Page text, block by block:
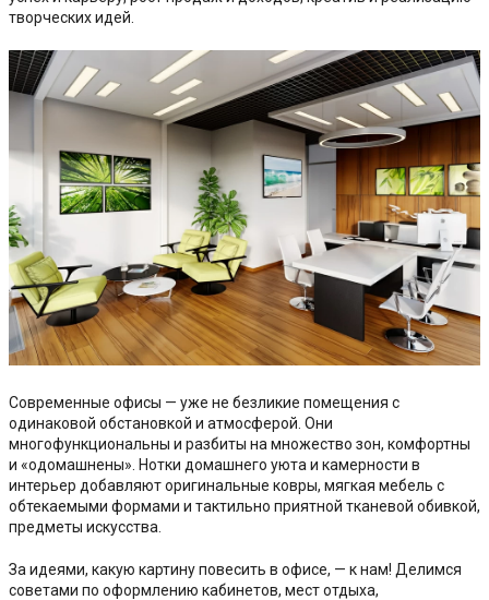
творческих идей.
Современные офисы — уже не безликие помещения с
одинаковой обстановкой и атмосферой. Они
многофункциональны и разбиты на множество зон, комфортны
и «одомашнены». Нотки домашнего уюта и камерности в
интерьер добавляют оригинальные ковры, мягкая мебель с
обтекаемыми формами и тактильно приятной тканевой обивкой,
предметы искусства.
За идеями, какую картину повесить в офисе, — к нам! Делимся
советами по оформлению кабинетов, мест отдыха,